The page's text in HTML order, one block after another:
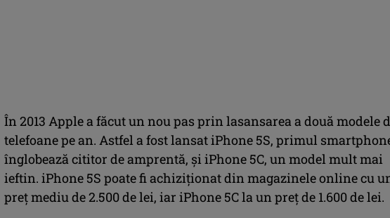
În 2013 Apple a făcut un nou pas prin lasansarea a două modele
telefoane pe an. Astfel a fost lansat iPhone 5S, primul
înglobează cititor de amprentă, și iPhone 5C, un model mult mai
ieftin. iPhone 5S poate fi achiziționat din magazinele online cu
preț mediu de 2.500 de lei, iar iPhone 5C la un preț de 1.600 de lei.